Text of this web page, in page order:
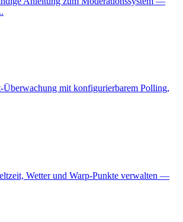
Überwachung mit konfigurierbarem Polling,
Wetter und Warp-Punkte verwalten —